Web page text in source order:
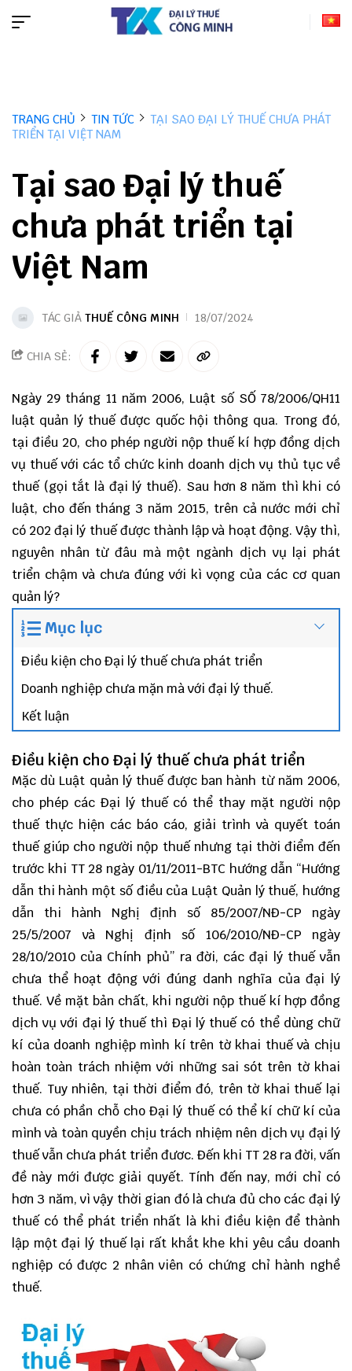
TRANG CHỦ TIN TỨC
TẠI SAO ĐẠI LÝ THUẾ CHƯA PHÁT
TRIỂN TẠI VIỆT NAM
Tại sao Đại lý thuế
chưa phát triển tại
Việt Nam
TÁC GIẢ THUẾ CÔNG MINH 18/07/2024
CHIA SẺ:
Ngày 29 tháng 11 năm 2006, Luật số SỐ 78/2006/QH11
luật quản lý thuế được quốc hội thông qua. Trong đó,
tại điều 20, cho phép người nộp thuế kí hợp đồng dịch
vụ thuế với các tổ chức kinh doanh dịch vụ thủ tục về
thuế (gọi tắt là đại lý thuế). Sau hơn 8 năm thì khi có
luật, cho đến tháng 3 năm 2015, trên cả nước mới chỉ
có 202 đại lý thuế được thành lập và hoạt động. Vậy thì,
nguyên nhân từ đâu mà một ngành dịch vụ lại phát
triển chậm và chưa đúng với kì vọng của các cơ quan
quản lý?
Mục lục
Điều kiện cho Đại lý thuế chưa phát triển
Doanh nghiệp chưa mặn mà với đại lý thuế.
Kết luận
Điều kiện cho Đại lý thuế chưa phát triển
Mặc dù Luật quản lý thuế được ban hành từ năm 2006,
cho phép các Đại lý thuế có thể thay mặt người nộp
thuế thực hiện các báo cáo, giải trình và quyết toán
thuế giúp cho người nộp thuế nhưng tại thời điểm đến
trước khi TT 28 ngày 01/11/2011-BTC hướng dẫn “Hướng
dẫn thi hành một số điều của Luật Quản lý thuế, hướng
dẫn thi hành Nghị định số 85/2007/NĐ-CP ngày
25/5/2007 và Nghị định số 106/2010/NĐ-CP ngày
28/10/2010 của Chính phủ” ra đời, các đại lý thuế vẫn
chưa thể hoạt động với đúng danh nghĩa của đại lý
thuế. Về mặt bản chất, khi người nộp thuế kí hợp đồng
dịch vụ với đại lý thuế thì Đại lý thuế có thể dùng chữ
kí của doanh nghiệp mình kí trên tờ khai thuế và chịu
hoàn toàn trách nhiệm với những sai sót trên tờ khai
thuế. Tuy nhiên, tại thời điểm đó, trên tờ khai thuế lại
chưa có phần chỗ cho Đại lý thuế có thể kí chữ kí của
mình và toàn quyền chịu trách nhiệm nên dịch vụ đại lý
thuế vẫn chưa phát triển đươc. Đến khi TT 28 ra đời, vấn
đề này mới được giải quyết. Tính đến nay, mới chỉ có
hơn 3 năm, vì vậy thời gian đó là chưa đủ cho các đại lý
thuế có thể phát triển nhất là khi điều kiện để thành
lập một đại lý thuế lại rất khắt khe khi yêu cầu doanh
nghiệp có được 2 nhân viên có chứng chỉ hành nghề
thuế.